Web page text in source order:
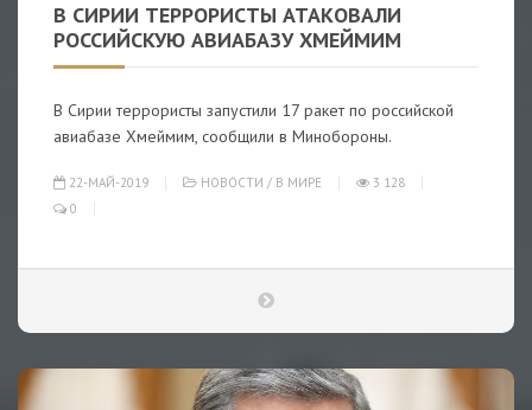
В СИРИИ ТЕРРОРИСТЫ АТАКОВАЛИ
РОССИЙСКУЮ АВИАБАЗУ ХМЕЙМИМ
В Сирии террористы запустили 17 ракет по российской
авиабазе Хмеймим, сообщили в Минобороны.
22-МАЙ-2019 НОВОСТИ / В МИРЕ
3 128
0